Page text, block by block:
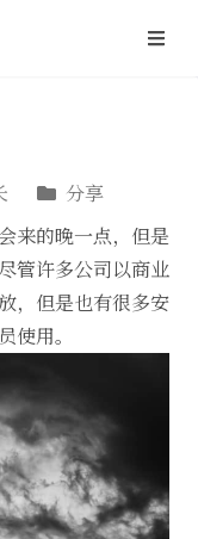
分享
来的晚一点，但是
管许多公司以商业
，但是也有很多安
使用。